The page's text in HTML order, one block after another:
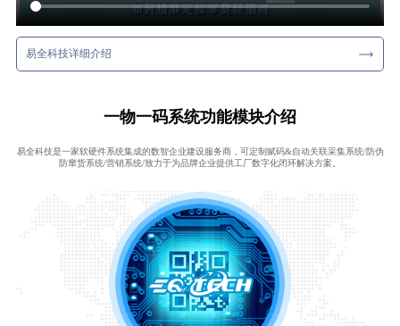
易全科技详细介绍
一物一码系统功能模块介绍
易全科技是一家软硬件系统集成的数智企业建设服务商，可定制赋码&自动关联采集系统/防伪
防窜货系统/营销系统/致力于为品牌企业提供工厂数字化闭环解决方案。